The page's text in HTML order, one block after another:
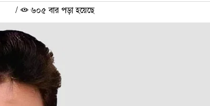
/ ৬০৫ বার পড়া হয়েছে